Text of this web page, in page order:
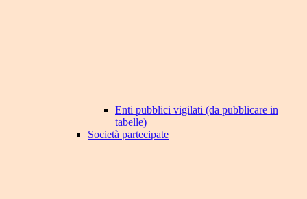
Enti pubblici vigilati (da pubblicare in
tabelle)
Società partecipate